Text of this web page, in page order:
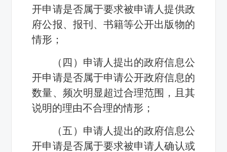
开申请是否属于要求被申请人提供政
府公报、报刊、书籍等公开出版物的
情形；
（四）申请人提出的政府信息公
开申请是否属于申请公开政府信息的
数量、频次明显超过合理范围，且其
说明的理由不合理的情形；
（五）申请人提出的政府信息公
开申请是否属于要求被申请人确认或